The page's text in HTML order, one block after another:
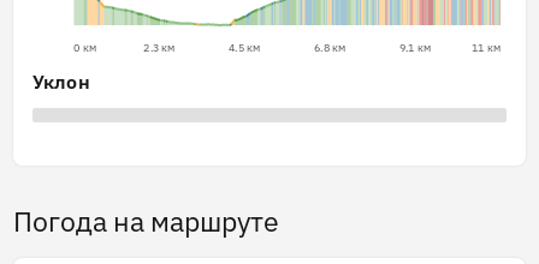
0 км 2.3 км 4.5 км 6.8 км 9.1 км 11 км
Уклон
Погода на маршруте